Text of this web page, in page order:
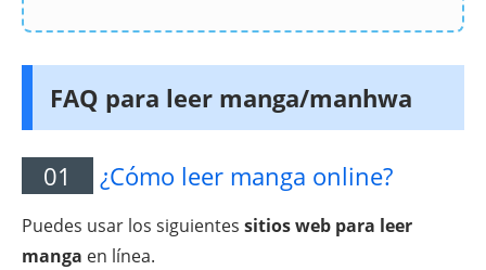
FAQ para leer manga/manhwa
01 ¿Cómo leer manga online?
Puedes usar los siguientes sitios web para leer
manga en línea.